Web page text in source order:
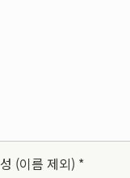
성 (이름 제외) *